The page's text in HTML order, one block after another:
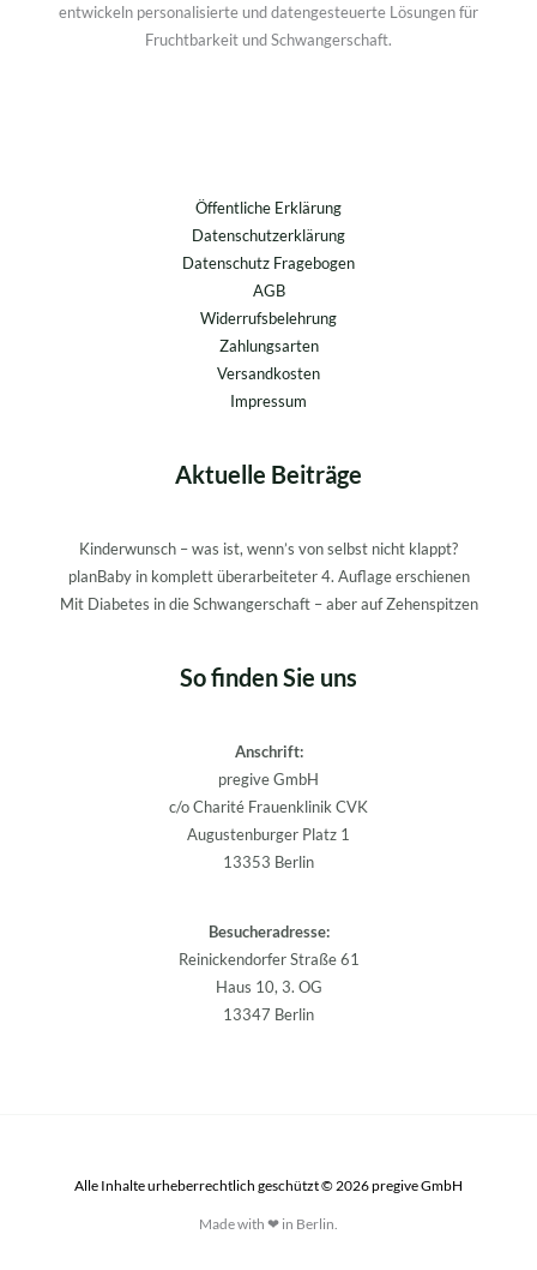
entwickeln personalisierte und datengesteuerte Lösungen für
Fruchtbarkeit und Schwangerschaft.
Öffentliche Erklärung
Datenschutzerklärung
Datenschutz Fragebogen
AGB
Widerrufsbelehrung
Zahlungsarten
Versandkosten
Impressum
Aktuelle Beiträge
Kinderwunsch – was ist, wenn’s von selbst nicht klappt?
planBaby in komplett überarbeiteter 4. Auflage erschienen
Mit Diabetes in die Schwangerschaft – aber auf Zehenspitzen
So finden Sie uns
Anschrift:
pregive GmbH
c/o Charité Frauenklinik CVK
Augustenburger Platz 1
13353 Berlin
Besucheradresse:
Reinickendorfer Straße 61
Haus 10, 3. OG
13347 Berlin
Alle Inhalte urheberrechtlich geschützt © 2026 pregive GmbH
Made with ❤ in Berlin.